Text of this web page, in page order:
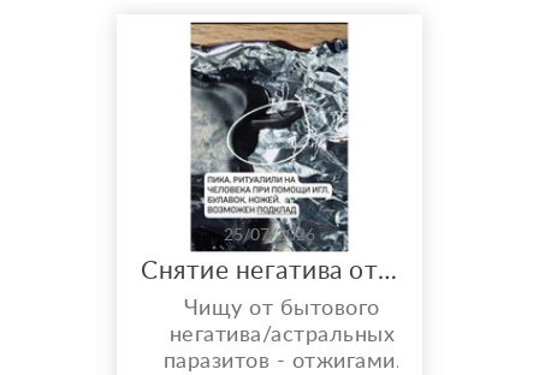
25/07/2026
Снятие негатива отжигами
Чищу от бытового
негатива/астральных
паразитов - отжигами.